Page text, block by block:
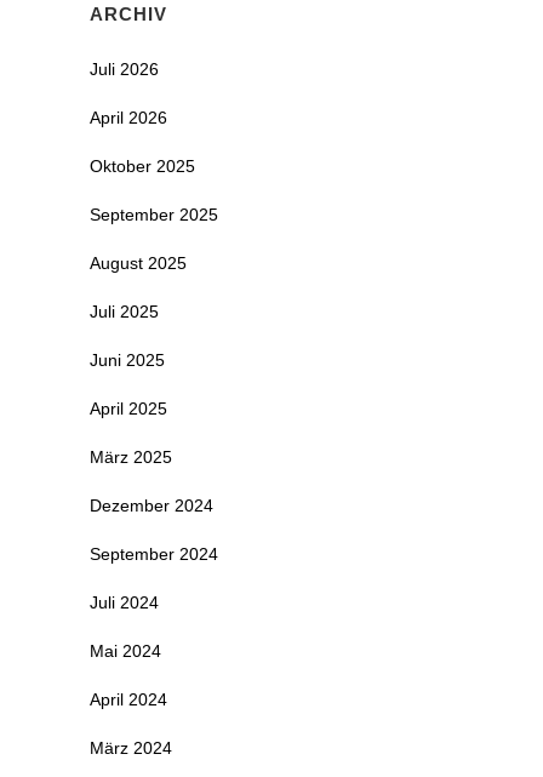
ARCHIV
Juli 2026
April 2026
Oktober 2025
September 2025
August 2025
Juli 2025
Juni 2025
April 2025
März 2025
Dezember 2024
September 2024
Juli 2024
Mai 2024
April 2024
März 2024